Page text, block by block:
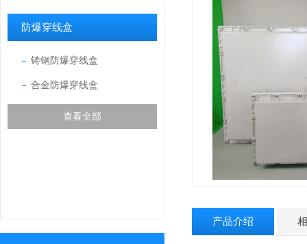
防爆穿线盒
铸钢防爆穿线盒
合金防爆穿线盒
查看全部
产品介绍